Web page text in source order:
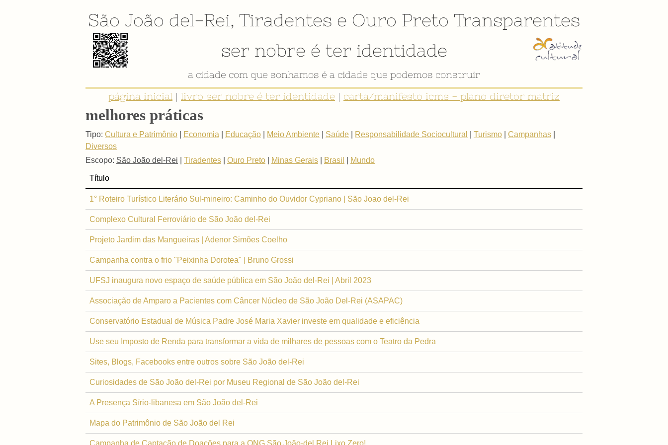
São João del-Rei, Tiradentes e Ouro Preto Transparentes
ser nobre é ter identidade
a cidade com que sonhamos é a cidade que podemos construir
página inicial | livro ser nobre é ter identidade | carta/manifesto icms - plano diretor matriz
melhores práticas
Tipo: Cultura e Patrimônio Economia Educação Meio Ambiente Saúde Responsabilidade Sociocultural Turismo Campanhas
Diversos
Escopo: São João del-Rei Tiradentes Ouro Preto Minas Gerais Brasil Mundo
Título
1° Roteiro Turístico Literário Sul-mineiro: Caminho do Ouvidor Cypriano | São Joao del-Rei
Complexo Cultural Ferroviário de São João del-Rei
Projeto Jardim das Mangueiras | Adenor Simões Coelho
Campanha contra o frio "Peixinha Dorotea" | Bruno Grossi
UFSJ inaugura novo espaço de saúde pública em São João del-Rei | Abril 2023
Associação de Amparo a Pacientes com Câncer Núcleo de São João Del-Rei (ASAPAC)
Conservatório Estadual de Música Padre José Maria Xavier investe em qualidade e eficiência
Use seu Imposto de Renda para transformar a vida de milhares de pessoas com o Teatro da Pedra
Sites, Blogs, Facebooks entre outros sobre São João del-Rei
Curiosidades de São João del-Rei por Museu Regional de São João del-Rei
A Presença Sírio-libanesa em São João del-Rei
Mapa do Patrimônio de São João del Rei
Campanha de Captação de Doações para a ONG São João-del Rei Lixo Zero!